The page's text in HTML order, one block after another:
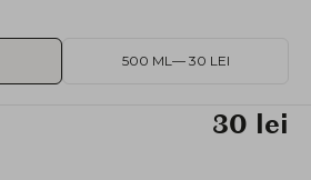
500 ML— 30 LEI
30 lei